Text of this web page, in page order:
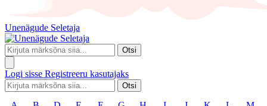
Unenägude Seletaja
Otsi
Logi sisse Registreeru kasutajaks
Otsi